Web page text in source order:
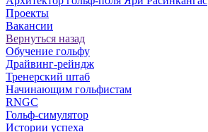
Проекты
Вакансии
Вернуться назад
Обучение гольфу
Драйвинг-рейндж
Тренерский штаб
Начинающим гольфистам
RNGC
Гольф-симулятор
Истории успеха